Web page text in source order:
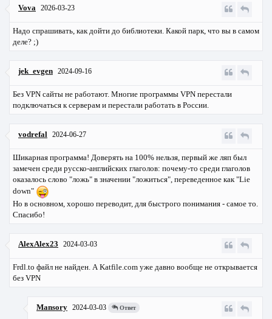
Vova 2026-03-23
Надо спрашивать, как дойти до библиотеки. Какой парк, что вы в самом
деле? ;)
jek_evgen 2024-09-16
Без VPN сайты не работают. Многие программы VPN перестали
подключаться к серверам и перестали работать в России.
vodrefal 2024-06-27
Шикарная программа! Доверять на 100% нельзя, первый же ляп был
замечен среди русско-английских глаголов: почему-то среди глаголов
оказалось слово "ложь" в значении "ложиться", переведенное как "Lie
down"
Но в основном, хорошо переводит, для быстрого понимания - самое то.
Спасибо!
AlexAlex23 2024-03-03
Frdl.to файл не найден. А Katfile.com уже давно вообще не открывается
без VPN
Mansory 2024-03-03 Ответ